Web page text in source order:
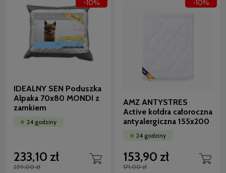
IDEALNY SEN Poduszka
Alpaka 70x80 MONDI z
zamkiem
24 godziny
233,10 zł
259,00 zł
-10%
AMZ ANTYSTRES
Active kołdra całoroczna
antyalergiczna 155x200
24 godziny
153,90 zł
171,00 zł
-10%